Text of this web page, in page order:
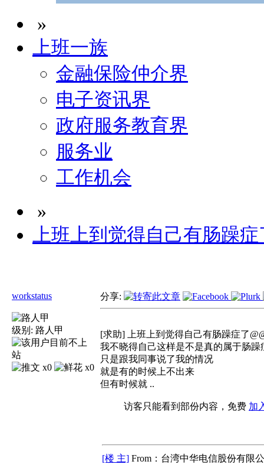
»
上班一族
金融保险仲介界
电子资讯界
政府服务教育界
服务业
工作机会
»
上班上到觉得自己有肠躁症
workstatus
级别: 路人甲
x0 x0
分享:
[求助] 上班上到觉得自己有肠躁症了
我不晓得自己这样是不是真的属于肠躁
只是跟我同事说了我的情况
就是有的时候上不出来
但有时候就 ..
访客只能看到部份内容，免费 加
[楼 主] From：台湾中华电信股份有限